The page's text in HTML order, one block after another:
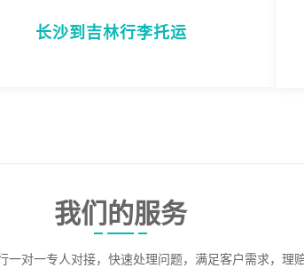
长沙到吉林行李托运
我们的服务
一对一专人对接，快速处理问题，满足客户需求，理